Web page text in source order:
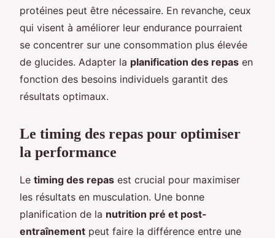
protéines peut être nécessaire. En revanche, ceux
qui visent à améliorer leur endurance pourraient
se concentrer sur une consommation plus élevée
de glucides. Adapter la planification des repas en
fonction des besoins individuels garantit des
résultats optimaux.
Le timing des repas pour optimiser
la performance
Le timing des repas est crucial pour maximiser
les résultats en musculation. Une bonne
planification de la nutrition pré et post-
entraînement peut faire la différence entre une